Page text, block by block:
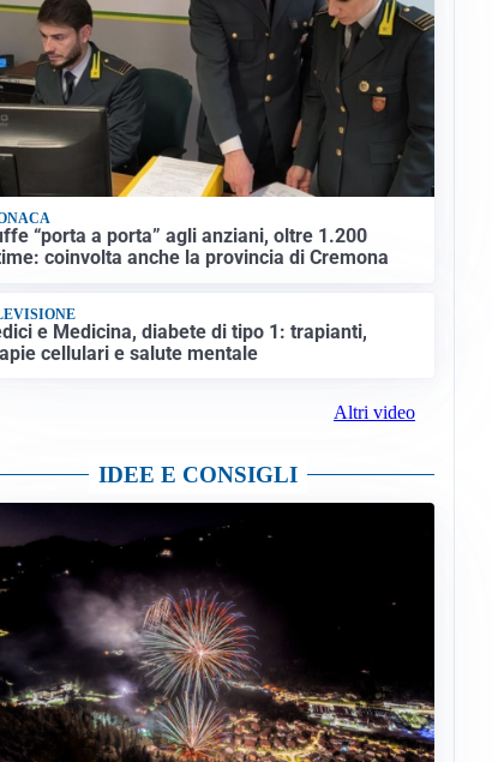
“porta a porta” agli anziani, oltre 1.200
coinvolta anche la provincia di Cremona
e Medicina, diabete di tipo 1: trapianti,
cellulari e salute mentale
Altri video
IDEE E CONSIGLI